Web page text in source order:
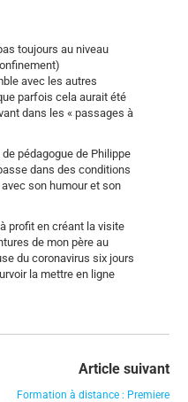
toujours au niveau
avec les autres
parfois cela aurait été
dans les « passages à
pédagogue de Philippe
dans des conditions
son humour et son
profit en créant la visite
de mon père au
du coronavirus six jours
la mettre en ligne
Article suivant
Formation à distance : Premiere